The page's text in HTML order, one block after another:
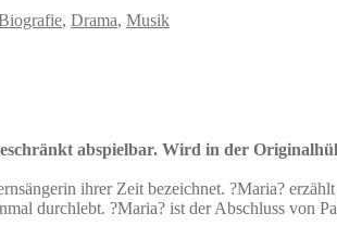
, Drama, Musik
abspielbar. Wird in der
ihrer Zeit bezeichnet. ?Maria?
durchlebt. ?Maria? ist der Abschluss von